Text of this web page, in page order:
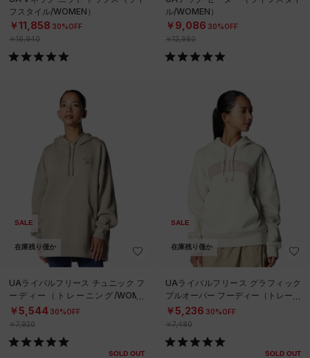
フスタイル/WOMEN）
￥11,858 30%OFF
￥16,940
ル/WOMEN）
￥9,086 30%OFF
￥12,980
SALE
在庫残り僅か
UAライバルフリース チュニック フ
ーディー（トレーニング/WOME
N）
￥5,544 30%OFF
￥7,920
SOLD OUT
SALE
在庫残り僅か
UAライバルフリース グラフィック
プルオーバー フーディー（トレーニ
ング/WOMEN）
￥5,236 30%OFF
￥7,480
SOLD OUT